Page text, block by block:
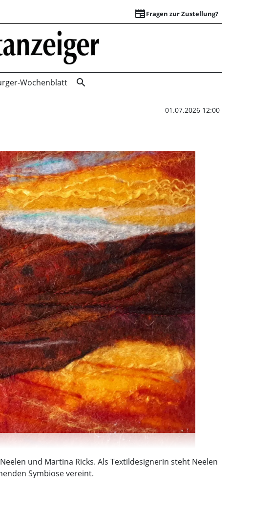
newspaperFragen zur Zustellung?
Textildesign trifft
Wochenblatt search
01.07.2026 12:00
und Martina Ricks. Als Textildesignerin steht Neelen
Symbiose vereint.